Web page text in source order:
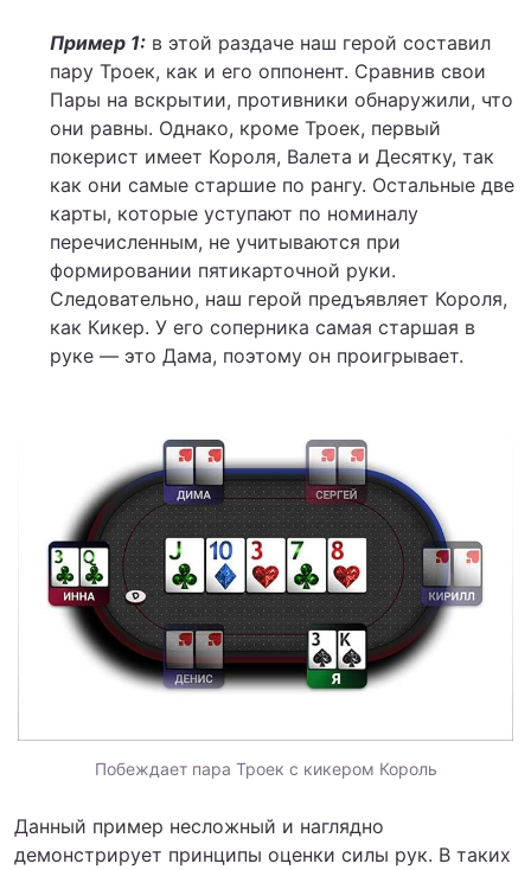
Пример 1: в этой раздаче наш герой составил
пару Троек, как и его оппонент. Сравнив свои
Пары на вскрытии, противники обнаружили, что
они равны. Однако, кроме Троек, первый
покерист имеет Короля, Валета и Десятку, так
как они самые старшие по рангу. Остальные две
карты, которые уступают по номиналу
перечисленным, не учитываются при
формировании пятикарточной руки.
Следовательно, наш герой предъявляет Короля,
как Кикер. У его соперника самая старшая в
руке — это Дама, поэтому он проигрывает.
Побеждает пара Троек с кикером Король
Данный пример несложный и наглядно
демонстрирует принципы оценки силы рук. В таких